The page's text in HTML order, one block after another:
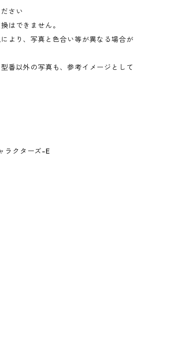
さい
はできません。
より、写真と色合い等が異なる場合が
番以外の写真も、参考イメージとして
ラクターズ-E